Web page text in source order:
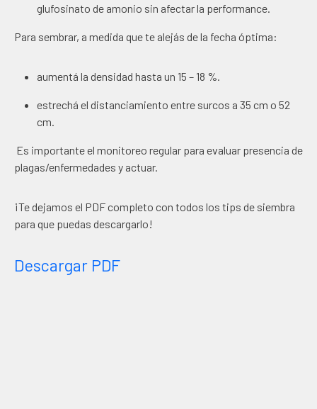
glufosinato de amonio sin afectar la performance.
Para sembrar, a medida que te alejás de la fecha óptima:
aumentá la densidad hasta un 15 – 18 %.
estrechá el distanciamiento entre surcos a 35 cm o 52
cm.
Es importante el monitoreo regular para evaluar presencia de
plagas/enfermedades y actuar.
¡Te dejamos el PDF completo con todos los tips de siembra
para que puedas descargarlo!
Descargar PDF